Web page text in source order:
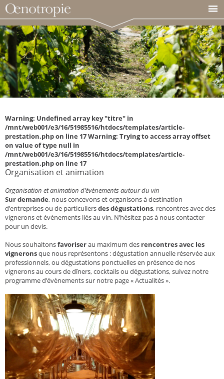
Warning: Undefined array key "titre" in
/mnt/web001/e3/16/51985516/htdocs/templates/article-
prestation.php on line 17 Warning: Trying to access array offset
on value of type null in
/mnt/web001/e3/16/51985516/htdocs/templates/article-
prestation.php on line 17
Organisation et animation
Organisation et animation d’évènements autour du vin
Sur demande, nous concevons et organisons à destination
d’entreprises ou de particuliersdes dégustations, rencontres avec des
vignerons et évènements liés au vin. N’hésitez pas à nous contacter
pour un devis.
Nous souhaitonsfavoriserau maximum des rencontres avec les
vigneronsque nous représentons : dégustation annuelle réservée aux
professionnels, ou dégustations ponctuelles en présence de nos
vignerons au cours de dîners, cocktails ou dégustations, suivez notre
programme d’évènements sur notre page « Actualités ».